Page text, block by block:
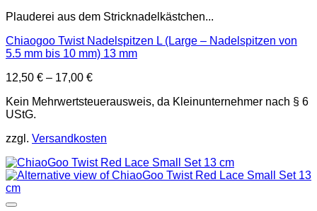
Plauderei aus dem Stricknadelkästchen...
Chiaogoo Twist Nadelspitzen L (Large – Nadelspitzen von
5.5 mm bis 10 mm) 13 mm
12,50 € – 17,00 €
Kein Mehrwertsteuerausweis, da Kleinunternehmer nach § 6
UStG.
zzgl. Versandkosten